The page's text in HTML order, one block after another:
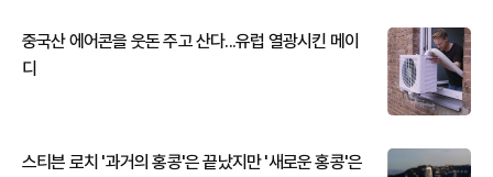
중국산 에어콘을 웃돈 주고 산다...유럽 열광시킨 메이
디
스티븐 로치 '과거의 홍콩'은 끝났지만 '새로운 홍콩'은